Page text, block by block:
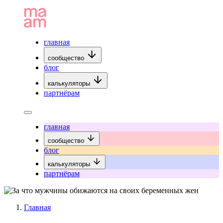
главная
сообщество
блог
калькуляторы
партнёрам
главная
сообщество
блог
калькуляторы
партнёрам
Главная